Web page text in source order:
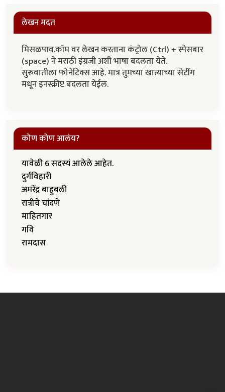
लेखन मदत
मिसळपाव.कॉम वर लेखन करताना कंट्रोल (Ctrl) + स्पेसबार
(space) ने मराठी इंग्रजी अशी भाषा बदलता येते.
सुरूवातीला फोनेटिक्स आहे. मात्र तुमच्या खात्याच्या सेटींग
मधून इनस्क्रीप्ट बदलता येईल.
कोण कोण आलंय?
यावेळी 6 सदस्यं आलेले आहेत.
दुर्गविहारी
अमरेंद्र बाहुबली
रात्रीचे चांदणे
माहितगार
गवि
रामदास